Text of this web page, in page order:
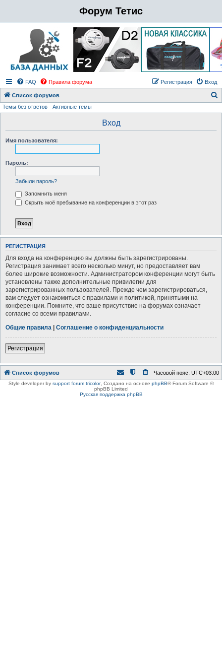
Форум Тетис
FAQ Правила форума Вход
Регистрация
Список форумов
Темы без ответов Активные темы
Вход
Имя пользователя:
Пароль:
Забыли пароль?
Запомнить меня
Скрыть моё пребывание на конференции в этот раз
РЕГИСТРАЦИЯ
Для входа на конференцию вы должны быть зарегистрированы.
Регистрация занимает всего несколько минут, но предоставляет вам
более широкие возможности. Администратором конференции могут быть
установлены также дополнительные привилегии для
зарегистрированных пользователей. Прежде чем зарегистрироваться,
вам следует ознакомиться с правилами и политикой, принятыми на
конференции. Помните, что ваше присутствие на форумах означает
согласие со всеми правилами.
Общие правила | Соглашение о конфиденциальности
Регистрация
Список форумов Часовой пояс: UTC+03:00
Style developer by support forum tricolor, Создано на основе phpBB® Forum Software ©
phpBB Limited
Русская поддержка phpBB